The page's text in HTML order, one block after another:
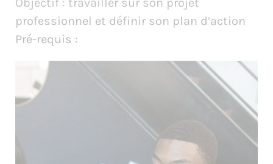
professionnel et définir son plan d’action
Pré-requis :